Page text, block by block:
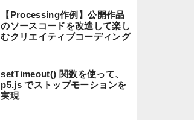
【Processing作例】公開作品
のソースコードを改造して楽し
むクリエイティブコーディング
setTimeout() 関数を使って、
p5.js でストップモーションを
実現